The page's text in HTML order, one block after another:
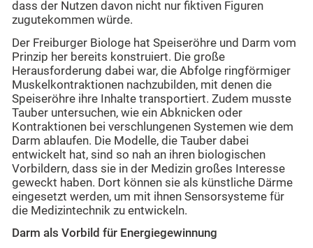
dass der Nutzen davon nicht nur fiktiven Figuren
zugutekommen würde.
Der Freiburger Biologe hat Speiseröhre und Darm vom
Prinzip her bereits konstruiert. Die große
Herausforderung dabei war, die Abfolge ringförmiger
Muskelkontraktionen nachzubilden, mit denen die
Speiseröhre ihre Inhalte transportiert. Zudem musste
Tauber untersuchen, wie ein Abknicken oder
Kontraktionen bei verschlungenen Systemen wie dem
Darm ablaufen. Die Modelle, die Tauber dabei
entwickelt hat, sind so nah an ihren biologischen
Vorbildern, dass sie in der Medizin großes Interesse
geweckt haben. Dort können sie als künstliche Därme
eingesetzt werden, um mit ihnen Sensorsysteme für
die Medizintechnik zu entwickeln.
Darm als Vorbild für Energiegewinnung